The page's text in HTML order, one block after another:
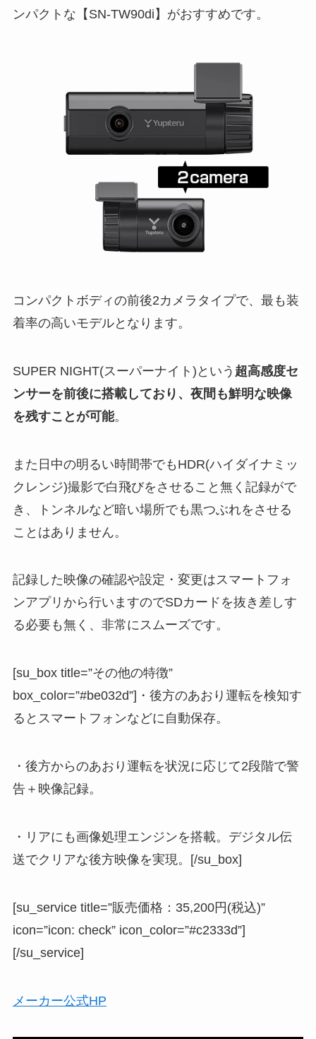
ンパクトな【SN-TW90di】がおすすめです。
コンパクトボディの前後2カメラタイプで、最も装
着率の高いモデルとなります。
SUPER NIGHT(スーパーナイト)という 超高感度セ
ンサーを前後に搭載しており、夜間も鮮明な映像
を残すことが可能。
また日中の明るい時間帯でもHDR(ハイダイナミッ
クレンジ)撮影で白飛びをさせること無く記録がで
き、トンネルなど暗い場所でも黒つぶれをさせる
ことはありません。
記録した映像の確認や設定・変更はスマートフォ
ンアプリから行いますのでSDカードを抜き差しす
る必要も無く、非常にスムーズです。
[su_box title=”その他の特徴”
box_color=”#be032d”]・後方のあおり運転を検知す
るとスマートフォンなどに自動保存。
・後方からのあおり運転を状況に応じて2段階で警
告＋映像記録。
・リアにも画像処理エンジンを搭載。デジタル伝
送でクリアな後方映像を実現。[/su_box]
[su_service title=”販売価格：35,200円(税込)”
icon=”icon: check” icon_color=”#c2333d”]
[/su_service]
メーカー公式HP